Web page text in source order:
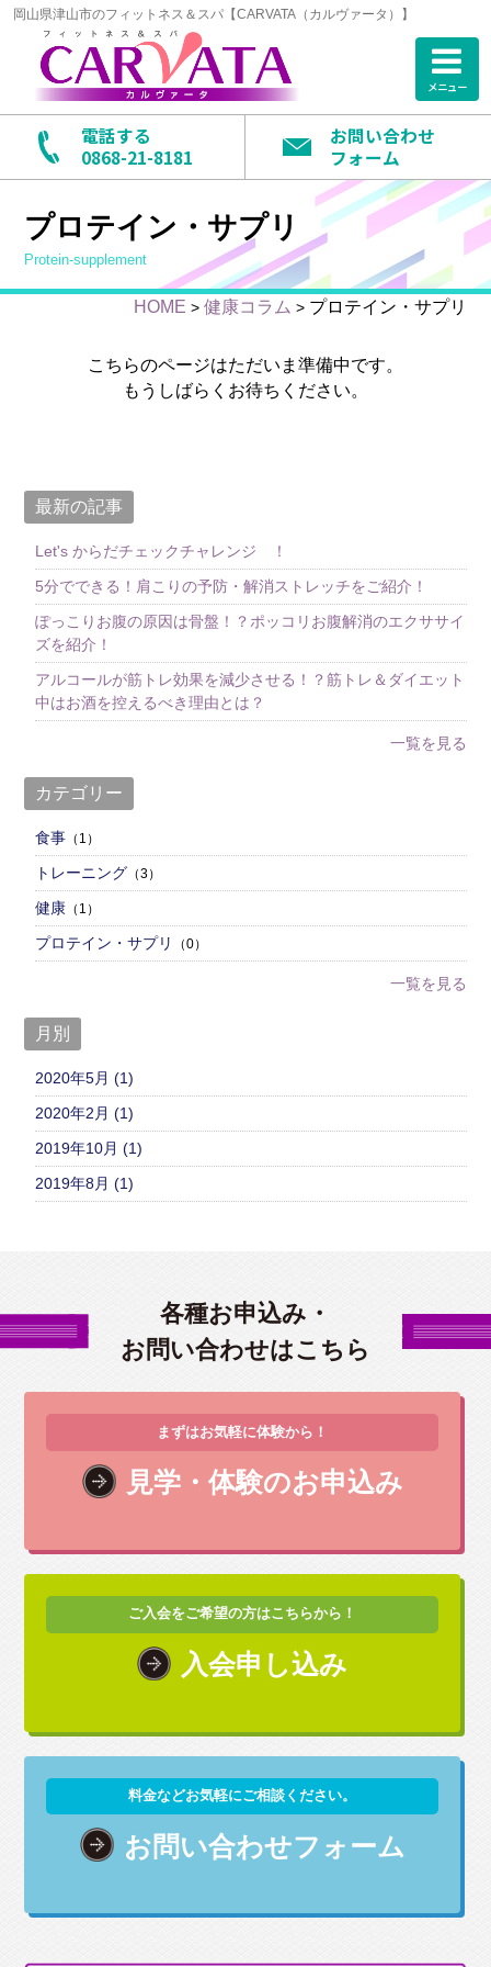
岡山県津山市のフィットネス＆スパ【CARVATA（カルヴァータ）】
メニュー
電話する
0868-21-8181
お問い合わせ
フォーム
プロテイン・サプリ
protein-supplement
HOME > 健康コラム > プロテイン・サプリ
こちらのページはただいま準備中です。
もうしばらくお待ちください。
最新の記事
Let's からだチェックチャレンジ ！
5分でできる！肩こりの予防・解消ストレッチをご紹介！
ぽっこりお腹の原因は骨盤！？ポッコリお腹解消のエクササイ
ズを紹介！
アルコールが筋トレ効果を減少させる！？筋トレ＆ダイエット
中はお酒を控えるべき理由とは？
一覧を見る
カテゴリー
食事 （1）
トレーニング （3）
健康 （1）
プロテイン・サプリ （0）
一覧を見る
月別
2020年5月 (1)
2020年2月 (1)
2019年10月 (1)
2019年8月 (1)
各種お申込み・
お問い合わせはこちら
まずはお気軽に体験から！
見学・体験のお申込み
ご入会をご希望の方はこちらから！
入会申し込み
料金などお気軽にご相談ください。
お問い合わせフォーム